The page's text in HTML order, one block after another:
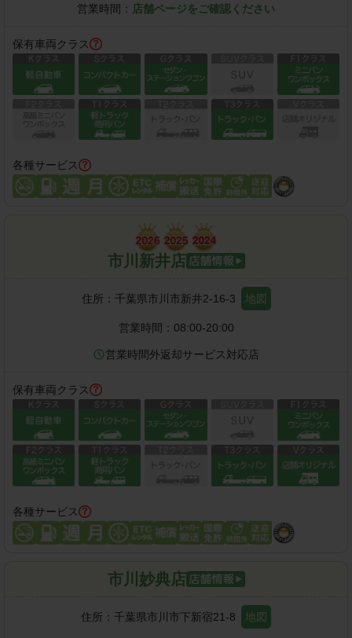
営業時間： 店舗ページをご確認ください
保有車両クラス
各種サービス
市川新井店
住所： 千葉県市川市新井2-16-3 地図
営業時間： 08:00-20:00
営業時間外返却サービス対応店
保有車両クラス
各種サービス
市川妙典店
住所： 千葉県市川市下新宿21-8 地図